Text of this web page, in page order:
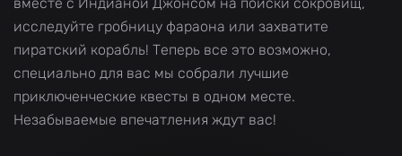
исследуйте гробницу фараона или захватите
пиратский корабль! Теперь все это возможно,
специально для вас мы собрали лучшие
приключенческие квесты в одном месте.
Незабываемые впечатления ждут вас!